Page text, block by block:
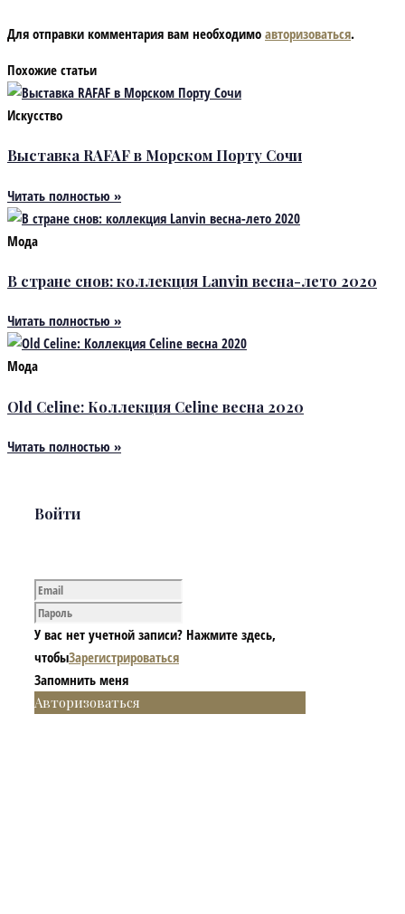
Для отправки комментария вам необходимо авторизоваться.
Похожие статьи
Искусство
Выставка RAFAF в Морском Порту Сочи
Читать полностью »
Мода
В стране снов: коллекция Lanvin весна-лето 2020
Читать полностью »
Мода
Old Celine: Коллекция Celine весна 2020
Читать полностью »
Войти
У вас нет учетной записи? Нажмите здесь,
чтобыЗарегистрироваться
Запомнить меня
Авторизоваться